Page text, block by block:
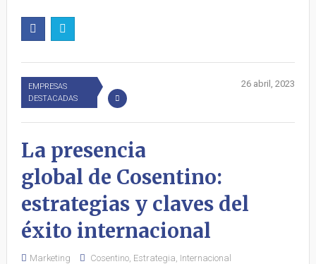
EMPRESAS
DESTACADAS
26 abril, 2023
La presencia
global de Cosentino:
estrategias y claves del
éxito internacional
Marketing Cosentino, Estrategia, Internacional